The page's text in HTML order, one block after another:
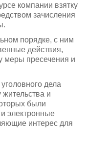
компании взятку
зачисления
порядке, с ним
действия,
меры пресечения и
дела
и
были
электронные
интерес для